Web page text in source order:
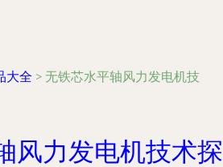
大全 > 无铁芯水平轴风力发电机技
风力发电机技术探